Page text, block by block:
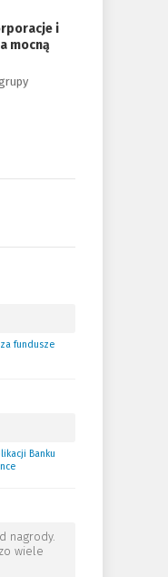
i
mocną
fundusze
Banku
nagrody.
wiele